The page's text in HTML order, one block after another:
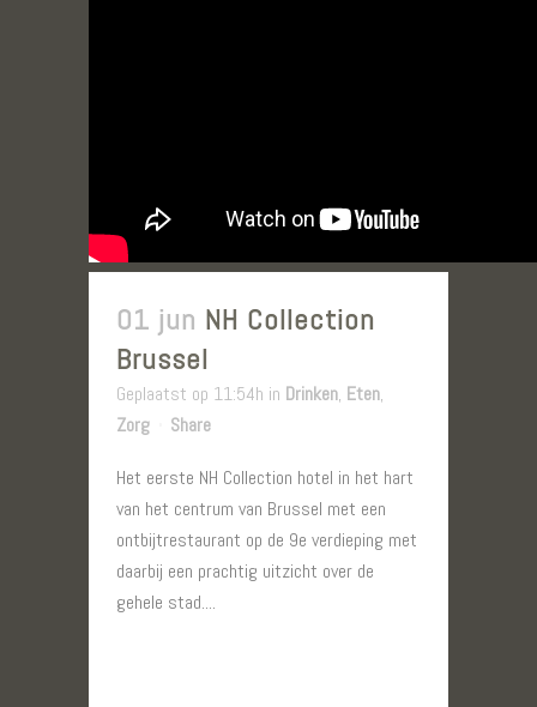
01 jun NH Collection
Brussel
Geplaatst op 11:54h in Drinken, Eten,
Zorg
Share
Het eerste NH Collection hotel in het hart
van het centrum van Brussel met een
ontbijtrestaurant op de 9e verdieping met
daarbij een prachtig uitzicht over de
gehele stad....